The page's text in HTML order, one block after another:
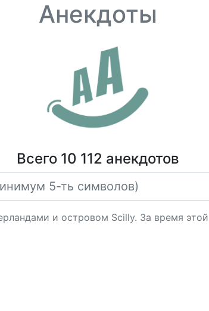
Анекдоты
Всего 10 112 анекдотов
и островом Scilly. За время